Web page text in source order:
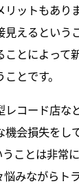
ットもあり
見えるという
ことによって
とです。
コード店な
機会損失をし
ことは非常
みながらト